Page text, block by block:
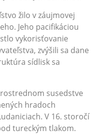
žilo v záujmovej
Jeho pacifikáciou
vykorisťovanie
zvýšili sa dane
sídlisk sa
susedstve
hradoch
V 16. storočí
tureckým tlakom.